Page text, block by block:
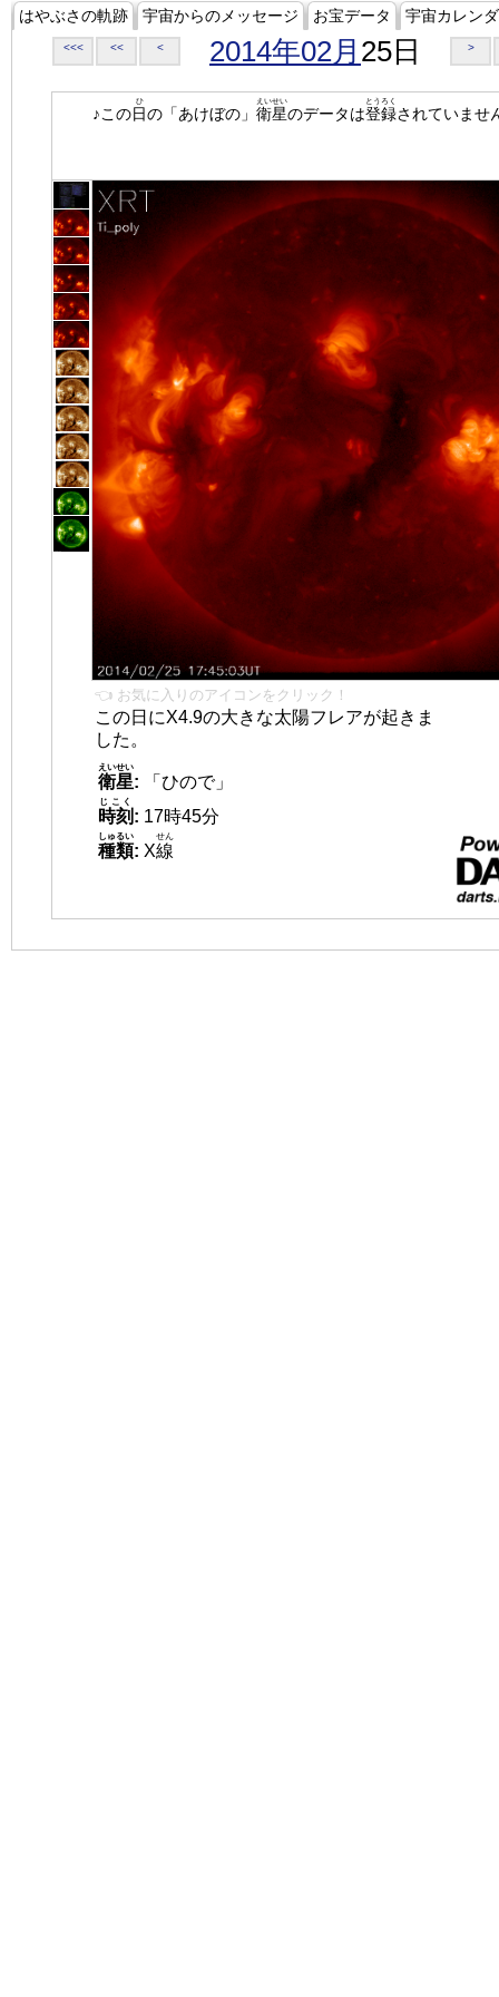
はやぶさの軌跡 宇宙からのメッセージ お宝データ 宇宙カレン
<<< << < 2014年02月 25日 >
♪この日
ひ
の「あけぼの」 衛星
えいせい
のデータは登録
とうろく
されていませ
👈 お気に入りのアイコンをクリック！
この日にX4.9の大きな太陽フレアが起きま
した。
衛星
えいせい
:
「ひので」
時刻
じこく
: 17時45分
種類
しゅるい
: X線
せん